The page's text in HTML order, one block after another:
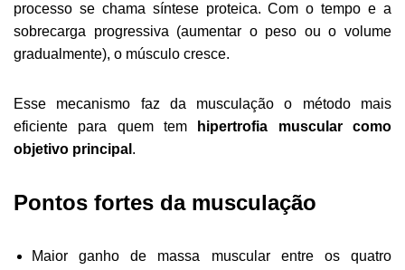
processo se chama síntese proteica. Com o tempo e a
sobrecarga progressiva (aumentar o peso ou o volume
gradualmente), o músculo cresce.
Esse mecanismo faz da musculação o método mais
eficiente para quem tem
hipertrofia muscular como
objetivo principal .
Pontos fortes da musculação
Maior ganho de massa muscular entre os quatro